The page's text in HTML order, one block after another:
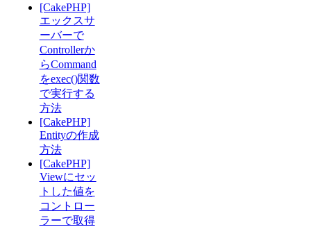
[CakePHP]
エックスサ
ーバーで
Controllerか
らCommand
をexec()関数
で実行する
方法
[CakePHP]
Entityの作成
方法
[CakePHP]
Viewにセッ
トした値を
コントロー
ラーで取得